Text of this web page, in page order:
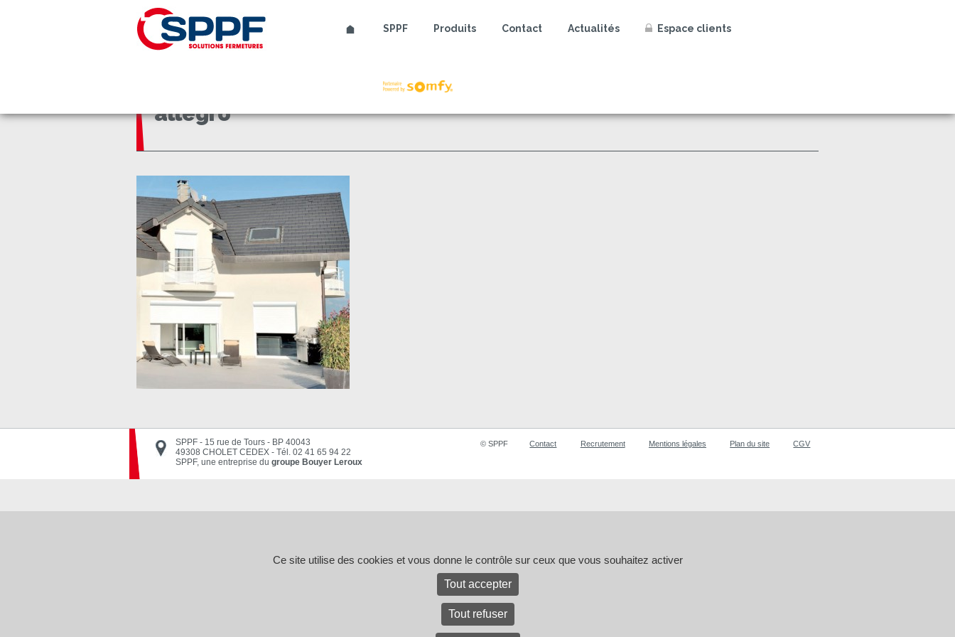
SPPF Produits Contact Actualités Espace clients
allegro
SPPF - 15 rue de Tours - BP 40043
49308 CHOLET CEDEX -Tél. 02 41 65 94 22
SPPF, une entreprise du groupe Bouyer Leroux
© SPPF Contact Recrutement Mentions légales Plan du site CGV
Ce site utilise des cookies et vous donne le contrôle sur ceux que vous souhaitez activer
Tout accepter
Tout refuser